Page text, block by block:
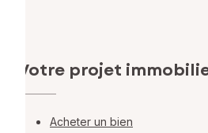
Votre projet
Acheter un bien